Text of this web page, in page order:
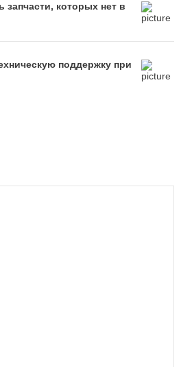
запчасти, которых нет в
поддержку при